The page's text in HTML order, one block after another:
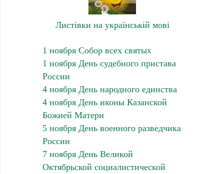
Листівки на українській мові
1 ноября Собор всех святых
1 ноября День судебного пристава
России
4 ноября День народного единства
4 ноября День иконы Казанской
Божией Матери
5 ноября День военного разведчика
России
7 ноября День Великой
Октябрьской социалистической